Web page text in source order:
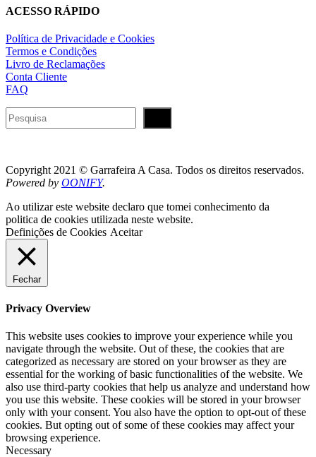
ACESSO RÁPIDO
Política de Privacidade e Cookies
Termos e Condições
Livro de Reclamações
Conta Cliente
FAQ
Pesquisar
Copyright 2021 © Garrafeira A Casa. Todos os direitos reservados.
Powered by OONIFY.
Ao utilizar este website declaro que tomei conhecimento da
politica de cookies utilizada neste website.
Definições de Cookies Aceitar
Fechar
Privacy Overview
This website uses cookies to improve your experience while you
navigate through the website. Out of these, the cookies that are
categorized as necessary are stored on your browser as they are
essential for the working of basic functionalities of the website. We
also use third-party cookies that help us analyze and understand how
you use this website. These cookies will be stored in your browser
only with your consent. You also have the option to opt-out of these
cookies. But opting out of some of these cookies may affect your
browsing experience.
Necessary